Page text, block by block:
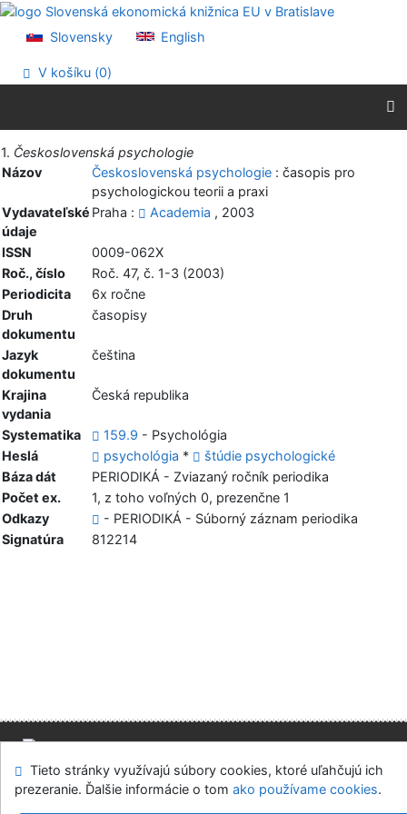
Prejsť na obsah
Prehlásenie o webovej prístupnosti
Slovensky English
V košíku (0)
Vytlačiť
1. Československá psychologie
Názov
Československá psychologie : časopis pro
psychologickou teorii a praxi
Vydavateľské
údaje
Praha : Academia , 2003
ISSN
0009-062X
Roč., číslo
Roč. 47, č. 1-3 (2003)
Periodicita
6x ročne
Druh
dokumentu
časopisy
Jazyk
dokumentu
čeština
Krajina
vydania
Česká republika
Systematika 159.9 - Psychológia
Heslá
psychológia *
štúdie psychologické
Báza dát
PERIODIKÁ - Zviazaný ročník periodika
Počet ex.
1, z toho voľných 0, prezenčne 1
Odkazy
- PERIODIKÁ - Súborný záznam periodika
Signatúra
812214
Mapa stránok Prístupnosť
Súkromie
Modul OpenSearch
Napíšte nám Nastavenie cookies
Tieto stránky využívajú súbory cookies, ktoré uľahčujú ich
prezeranie. Ďalšie informácie o tom ako používame cookies.